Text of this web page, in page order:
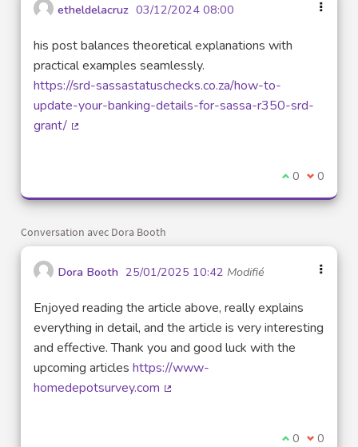
etheldelacruz 03/12/2024 08:00
his post balances theoretical explanations with
practical examples seamlessly.
https://srd-sassastatuschecks.co.za/how-to-
update-your-banking-details-for-sassa-r350-srd-
grant/
Je suis
0 Je ne
0
Conversation avec Dora Booth
Dora Booth 25/01/2025 10:42 Modifié
Enjoyed reading the article above, really explains
everything in detail, and the article is very interesting
and effective. Thank you and good luck with the
upcoming articles https://www-
homedepotsurvey.com
Je suis
0 Je ne
0